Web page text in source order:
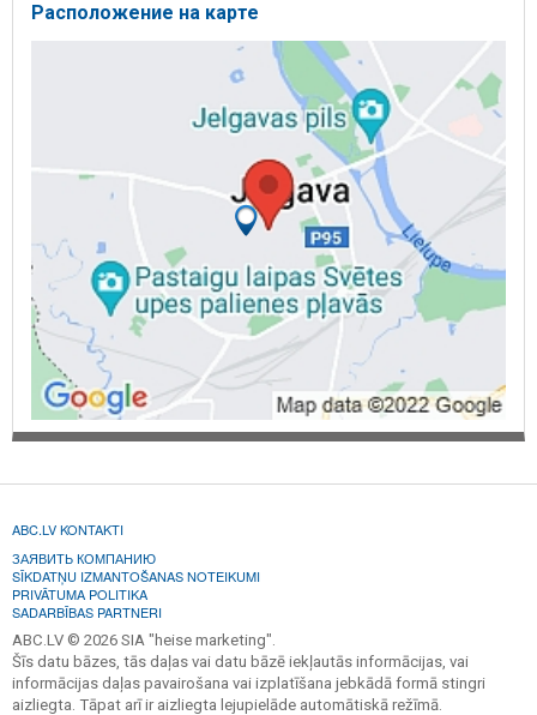
Расположение на карте
ABC.LV KONTAKTI
ЗАЯВИТЬ КОМПАНИЮ
SĪKDATŅU IZMANTOŠANAS NOTEIKUMI
PRIVĀTUMA POLITIKA
SADARBĪBAS PARTNERI
ABC.LV © 2026 SIA "heise marketing".
Šīs datu bāzes, tās daļas vai datu bāzē iekļautās informācijas, vai
informācijas daļas pavairošana vai izplatīšana jebkādā formā stingri
aizliegta. Tāpat arī ir aizliegta lejupielāde automātiskā režīmā.